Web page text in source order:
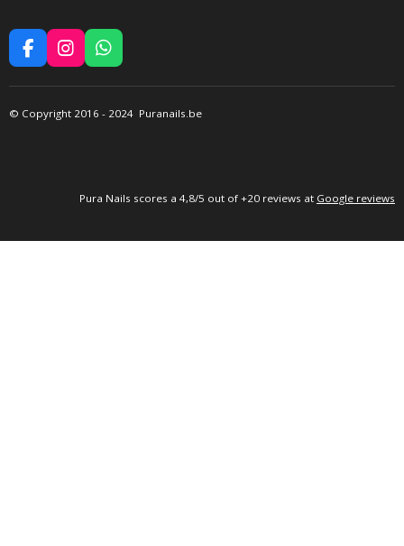
F
A
C
E
B
I
N
S
T
A
W
H
A
T
S
© Copyright 2016 - 2024 Puranails.be
Pura Nails scores a 4,8/5 out of +20 reviews at Google reviews